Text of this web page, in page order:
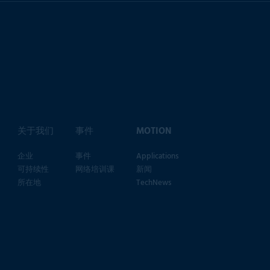
关于我们
企业
可持续性
所在地
事件
事件
网络培训课
MOTION
Applications
新闻
TechNews